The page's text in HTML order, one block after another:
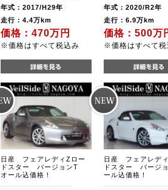
年式：2017/H29年
走行：4.4万km
価格：470万円
※価格はすべて税込み
年式：2020/R2年
走行：6.9万km
価格：500万
※価格はすべて税
日産 フェアレディZロー
ドスター バージョンT
オール込価格！
日産 フェアレデ
ドスター バージ
ール込価格！